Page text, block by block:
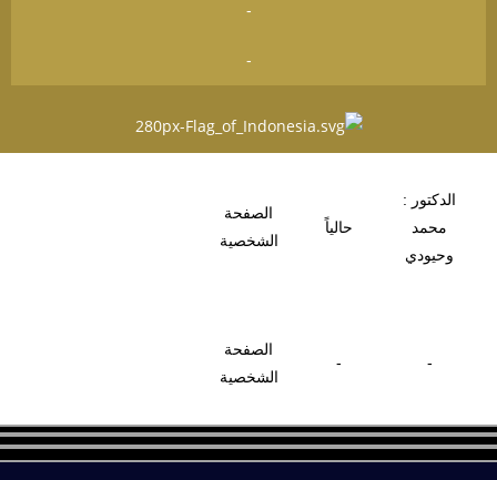
-
-
الدكتور :
محمد
وحيودي
حالياً
الصفحة
الشخصية
-
-
الصفحة
الشخصية